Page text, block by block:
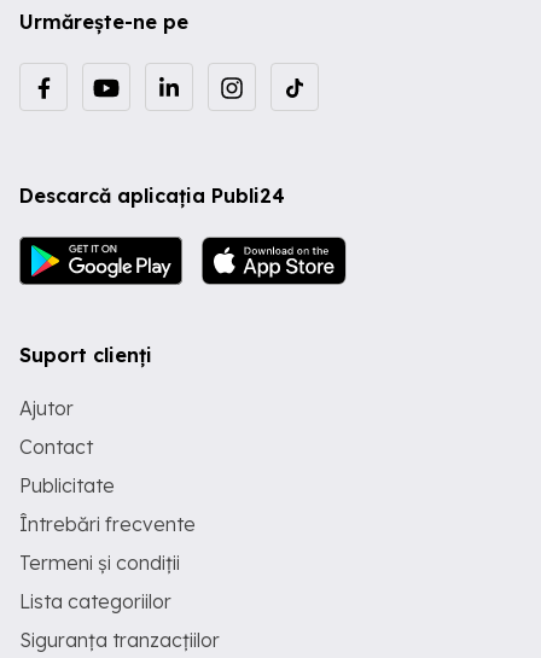
Urmărește-ne pe
Descarcă aplicația Publi24
Suport clienți
Ajutor
Contact
Publicitate
Întrebări frecvente
Termeni și condiții
Lista categoriilor
Siguranța tranzacțiilor